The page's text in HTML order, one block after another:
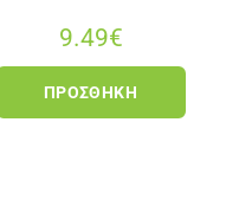
9.49€
ΠΡΟΣΘΉΚΗ